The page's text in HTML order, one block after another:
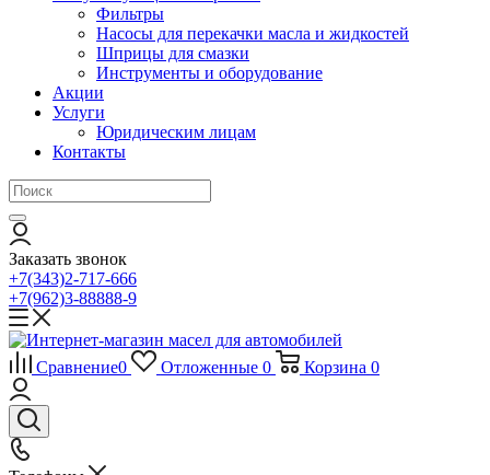
Фильтры
Насосы для перекачки масла и жидкостей
Шприцы для смазки
Инструменты и оборудование
Акции
Услуги
Юридическим лицам
Контакты
Заказать звонок
+7(343)2-717-666
+7(962)3-88888-9
Сравнение0 Отложенные 0 Корзина 0